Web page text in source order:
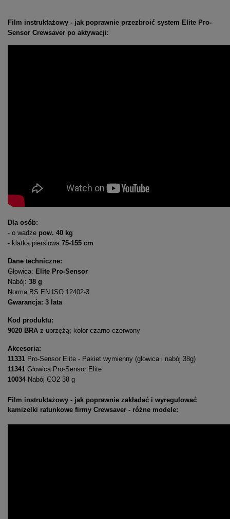
Film instruktażowy - jak poprawnie przezbroić system Elite Pro-
Sensor Crewsaver po aktywacji:
Dla osób:
- o wadze pow. 40 kg
- klatka piersiowa 75-155 cm
Dane techniczne:
Głowica: Elite Pro-Sensor
Nabój: 38 g
Norma BS EN ISO 12402-3
Gwarancja: 3 lata
Kod produktu:
9020 BRA z uprzężą; kolor czarno-czerwony
Akcesoria:
11331 Pro-Sensor Elite - Pakiet wymienny (głowica i nabój 38g)
11341 Głowica Pro-Sensor Elite
10034 Nabój CO2 38 g
Film instruktażowy - jak poprawnie zakładać i wyregulować
kamizelki ratunkowe firmy Crewsaver - różne modele: